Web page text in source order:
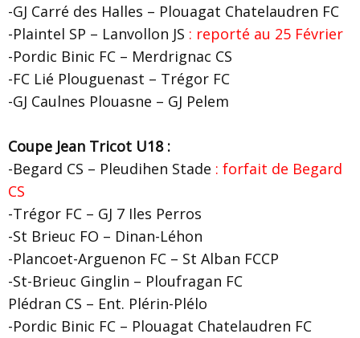
-GJ Carré des Halles – Plouagat Chatelaudren FC
-Plaintel SP – Lanvollon JS : reporté au 25 Février
-Pordic Binic FC – Merdrignac CS
-FC Lié Plouguenast – Trégor FC
-GJ Caulnes Plouasne – GJ Pelem
Coupe Jean Tricot U18 :
-Begard CS – Pleudihen Stade : forfait de Begard
CS
-Trégor FC – GJ 7 Iles Perros
-St Brieuc FO – Dinan-Léhon
-Plancoet-Arguenon FC – St Alban FCCP
-St-Brieuc Ginglin – Ploufragan FC
Plédran CS – Ent. Plérin-Plélo
-Pordic Binic FC – Plouagat Chatelaudren FC